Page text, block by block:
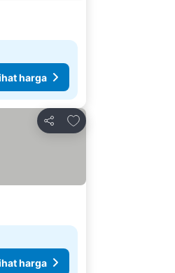
harga
Bagikan
Tambahkan ke favorit
harga